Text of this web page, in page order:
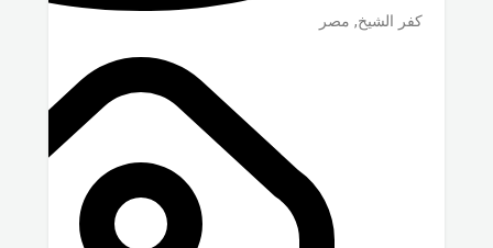
كفر الشيخ, مصر